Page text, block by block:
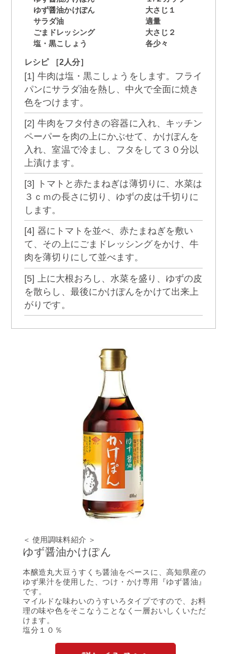
ゆず醤油かけぽん
大さじ１
サラダ油
適量
ごまドレッシング
大さじ２
塩・黒こしょう
各少々
レシピ ［2人分］
[1] 牛肉は塩・黒こしょうをします。フライ
パンにサラダ油を熱し、中火で全面に焼き
色をつけます。
[2] 牛肉をフタ付きの容器に入れ、キッチン
ペーパーを肉の上にかぶせて、かけぽんを
入れ、室温で冷まし、フタをして３０分以
上漬けます。
[3] トマトと赤たまねぎは薄切りに、水菜は
３ｃｍの長さに切り、ゆずの皮は千切りに
します。
[4] 器にトマトを並べ、赤たまねぎを敷い
て、その上にごまドレッシングをかけ、牛
肉を薄切りにして並べます。
[5] 上に大根おろし、水菜を盛り、ゆずの皮
を散らし、最後にかけぽんをかけて出来上
がりです。
＜ 使用調味料紹介 ＞
ゆず醤油かけぽん
本醸造丸大豆うすくち醤油をベースに、高知県産の
ゆず果汁を使用した、つけ・かけ専用『ゆず醤油』
です。
マイルドな味わいのうすいろタイプですので、お料
理の味や色をそこなうことなく一層おいしくいただ
けます。
塩分１０％